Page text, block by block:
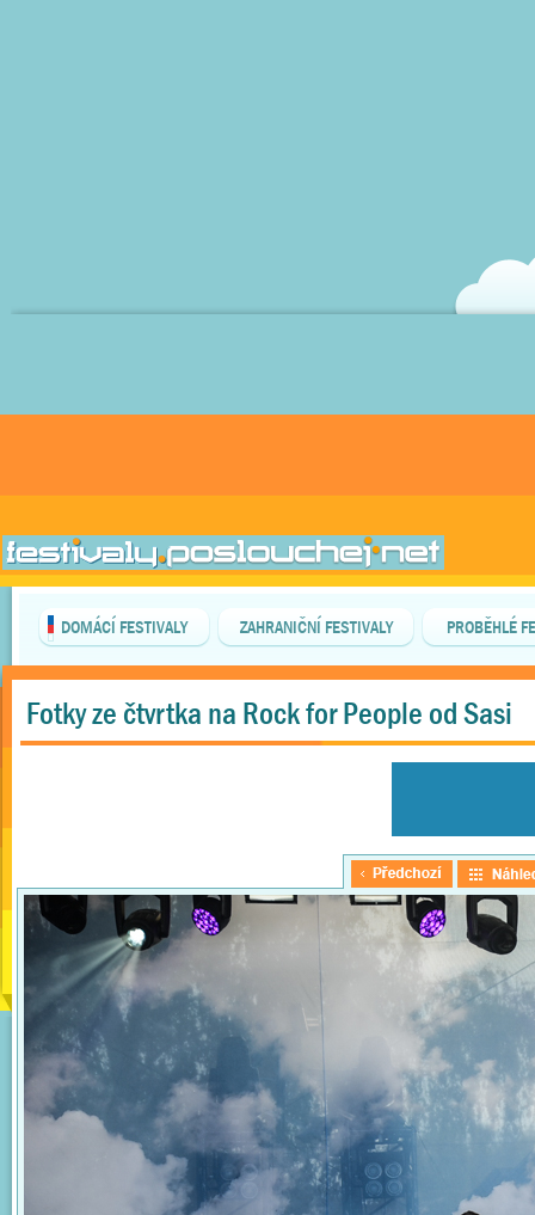
DOMÁCÍ FESTIVALY ZAHRANIČNÍ FESTIVALY PROBĚHLÉ
Fotky ze čtvrtka na Rock for People od Sasi